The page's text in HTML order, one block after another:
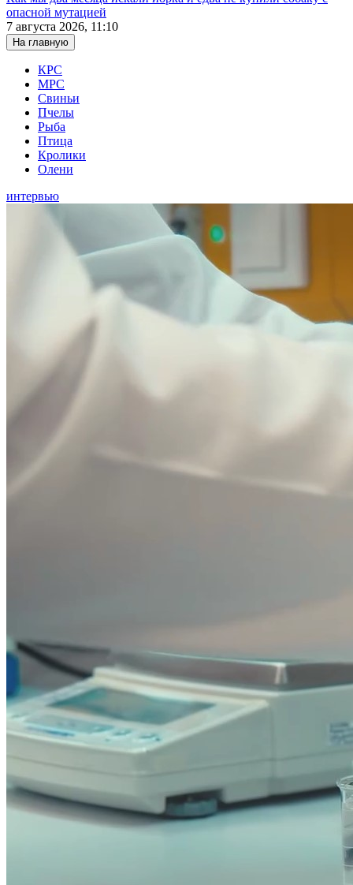
опасной мутацией
7 августа 2026, 11:10
На главную
КРС
МРС
Свиньи
Пчелы
Рыба
Птица
Кролики
Олени
интервью